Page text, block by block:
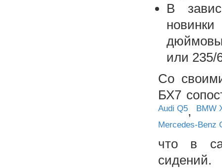
В
или 235/
Со
БХ7
Audi Q5,
BMW
Mercedes-Benz
что в
сидений.